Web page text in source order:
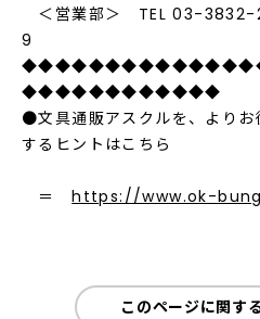
＜営業部＞ TEL 03-
9
◆◆◆◆◆◆◆◆◆◆◆◆
●文具通販アスクルを、よりお
するヒントはこちら
＝https://www.ok-
このページに関す